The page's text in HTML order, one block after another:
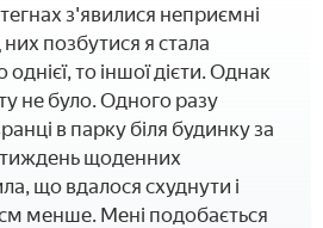
з'явилися неприємні
позбутися я стала
то іншої дієти. Однак
не було. Одного разу
в парку біля будинку за
щоденних
що вдалося схуднути і
см менше. Мені подобається